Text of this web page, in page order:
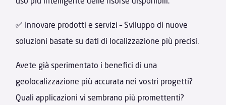
✅ Innovare prodotti e servizi – Sviluppo di nuove
soluzioni basate su dati di localizzazione più precisi.
Avete già sperimentato i benefici di una
geolocalizzazione più accurata nei vostri progetti?
Quali applicazioni vi sembrano più promettenti?